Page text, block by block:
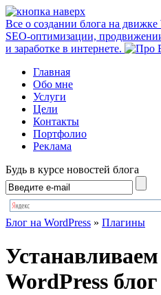
Все о создании блога на движке
SEO-оптимизации,
и заработке в интернете.
Главная
Обо мне
Услуги
Цели
Контакты
Портфолио
Реклама
Будь в курсе новостей блога
Блог на WordPress » Плагины
WordPress блог